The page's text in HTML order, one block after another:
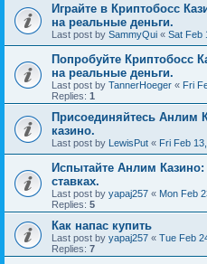
Играйте в Криптобосс
на реальные деньги.
Last post by SammyQui « Sat Feb
Попробуйте Криптобосс
на реальные деньги.
Last post by TannerHoeger « Fri
Replies: 1
Присоединяйтесь Анлим
казино.
Last post by LewisPut « Fri Feb
Испытайте Анлим
ставках.
Last post by yapaj257 « Mon Feb
Replies: 5
Как напас купить
Last post by yapaj257 « Tue Feb
Replies: 7